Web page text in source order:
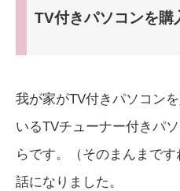
TV付きパソコンを購
我が家がTV付きパソコン
いるTVチューナー付きパ
らです。（そのまんまで
話になりました。